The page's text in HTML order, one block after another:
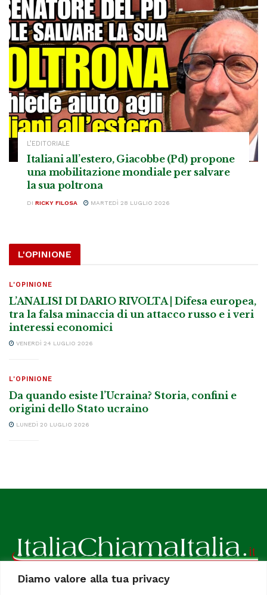
Diamo valore alla tua privacy
L’EDITORIALE
Italiani all’estero, Giacobbe (Pd) propone
una mobilitazione mondiale per salvare
la sua poltrona
DI RICKY FILOSA MARTEDÌ 28 LUGLIO 2026
L'OPINIONE
L'OPINIONE
L’ANALISI DI DARIO RIVOLTA | Difesa europea,
tra la falsa minaccia di un attacco russo e i veri
interessi economici
VENERDÌ 24 LUGLIO 2026
L'OPINIONE
Da quando esiste l’Ucraina? Storia, confini e
origini dello Stato ucraino
LUNEDÌ 20 LUGLIO 2026